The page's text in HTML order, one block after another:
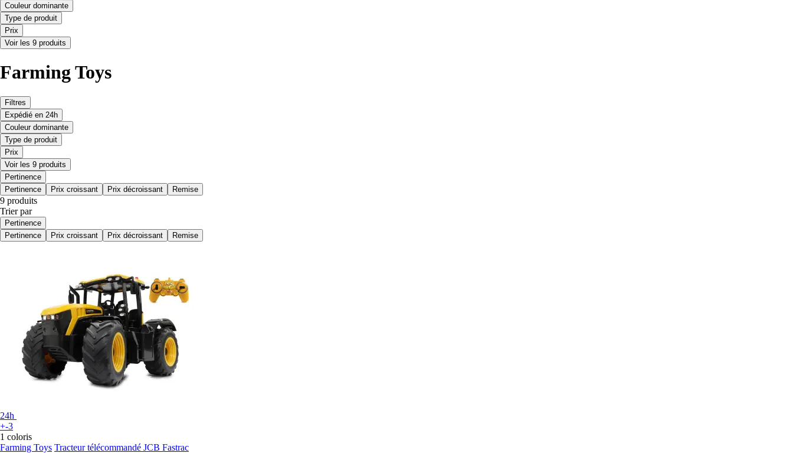
Couleur dominante
Type de produit
Prix
Voir les 9 produits
Farming Toys
Filtres
Expédié en 24h
Couleur dominante
Type de produit
Prix
Voir les 9 produits
Pertinence
Pertinence
Prix croissant Prix décroissant Remise
9 produits
Trier par
Pertinence
Pertinence
Prix croissant Prix décroissant Remise
24h
+-3
1 coloris
Farming Toys Tracteur télécommandé JCB Fastrac